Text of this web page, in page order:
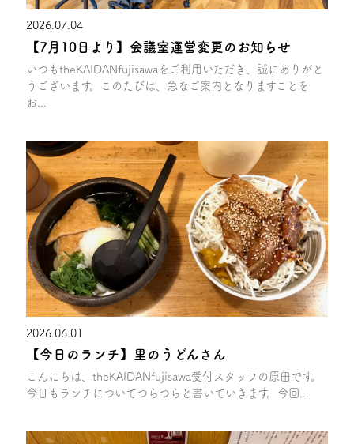
2026.07.04
【7月10日より】会議室運営変更のお知らせ
いつもtheKAIDANfujisawaをご利用いただき、誠にありがと
うございます。このたびは、急なご案内となりますことを
お...
2026.06.01
【今日のランチ】里のうどんさん
こんにちは、theKAIDANfujisawa受付スタッフの原田です。
今日もランチについてつらつらと書いていきます。今回...